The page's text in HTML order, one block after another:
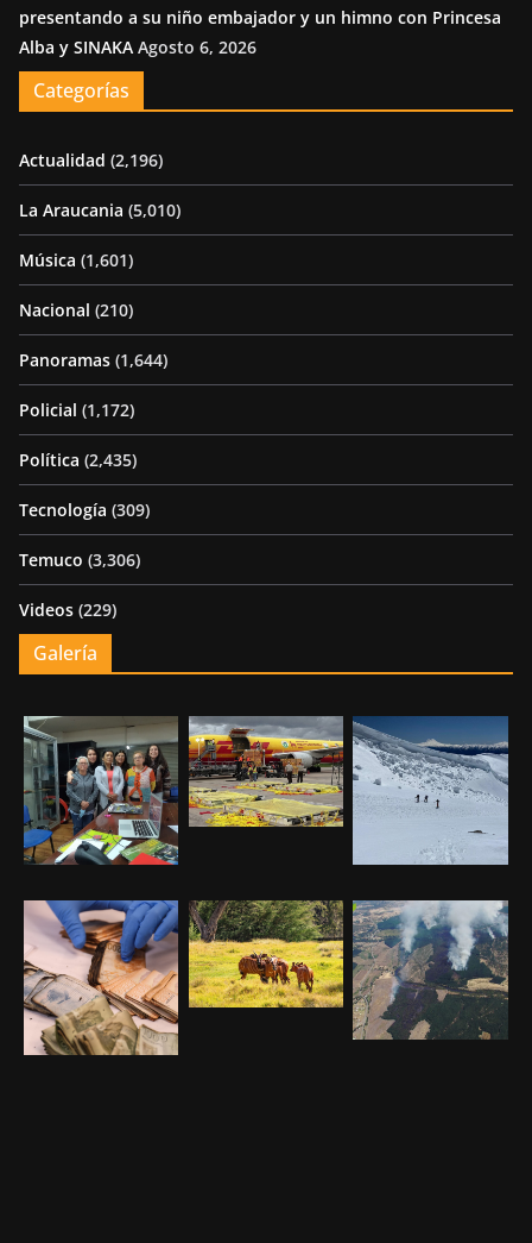
presentando a su niño embajador y un himno con Princesa
Alba y SINAKA Agosto 6, 2026
Categorías
Actualidad (2,196)
La Araucania (5,010)
Música (1,601)
Nacional (210)
Panoramas (1,644)
Policial (1,172)
Política (2,435)
Tecnología (309)
Temuco (3,306)
Videos (229)
Galería